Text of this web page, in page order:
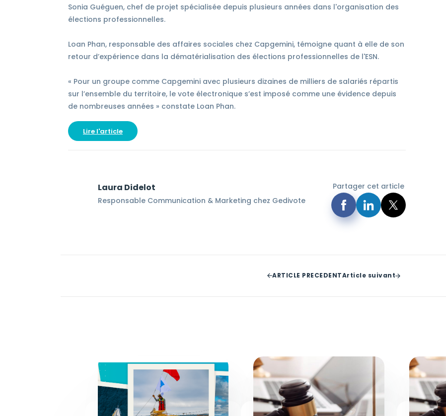
Sonia Guéguen, chef de projet spécialisée depuis plusieurs années dans l'organisation des
élections professionnelles.
Loan Phan, responsable des affaires sociales chez Capgemini, témoigne quant à elle de son
retour d’expérience dans la dématérialisation des élections professionnelles de l'ESN.
« Pour un groupe comme Capgemini avec plusieurs dizaines de milliers de salariés répartis
sur l’ensemble du territoire, le vote électronique s’est imposé comme une évidence depuis
de nombreuses années » constate Loan Phan.
Lire l'article
Laura Didelot
Responsable Communication & Marketing chez Gedivote
Partager cet article
ARTICLE PRECEDENTArticle suivant